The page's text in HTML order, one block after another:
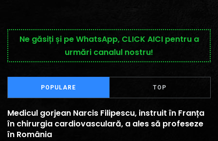
Ne găsiți și pe WhatsApp, CLICK AICI pentru a
urmări canalul nostru!
POPULARE TOP
Medicul gorjean Narcis Filipescu, instruit în Franța
în chirurgia cardiovasculară, a ales să profeseze
în România